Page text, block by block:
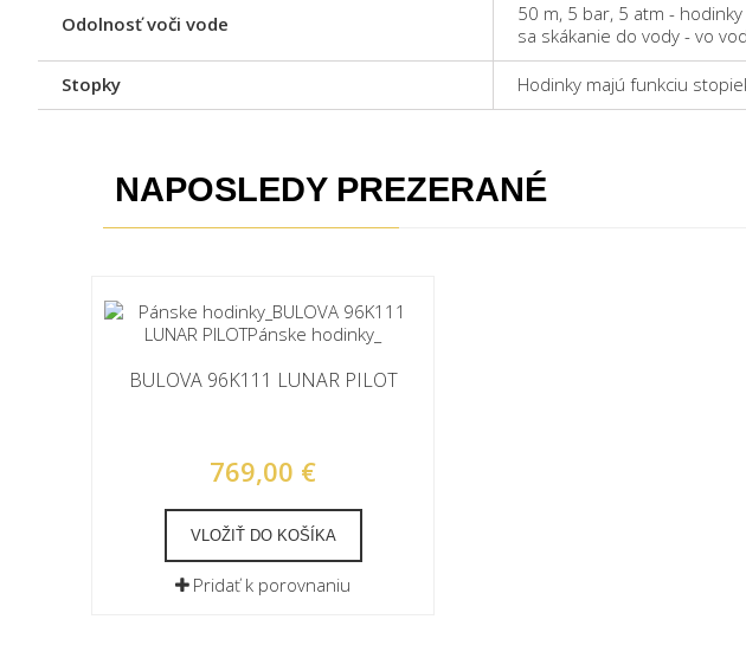
Odolnosť voči vode
50 m, 5 bar, 5 atm -
sa skákanie do vody - vo
Stopky Hodinky majú funkciu
NAPOSLEDY PREZERANÉ
BULOVA 96K111 LUNAR PILOT
769,00 €
VLOŽIŤ DO KOŠÍKA
Pridať k porovnaniu